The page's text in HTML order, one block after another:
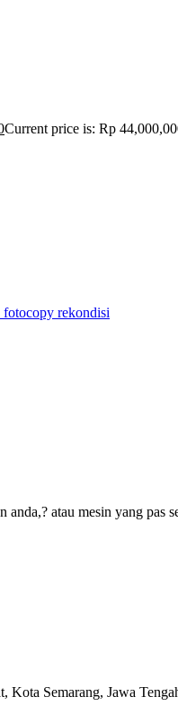
Current price is: Rp
fotocopy rekondisi
atau mesin yang
Kota Semarang, Jawa